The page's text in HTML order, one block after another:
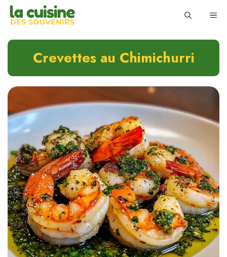
Skip
Crevettes au Chimichurri